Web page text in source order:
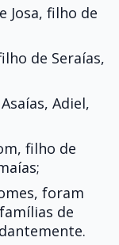
Josa, filho de
de Seraías,
Adiel,
filho de
foram
de